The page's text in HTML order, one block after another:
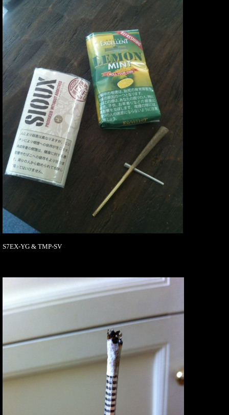
S7EX-YG & TMP-SV